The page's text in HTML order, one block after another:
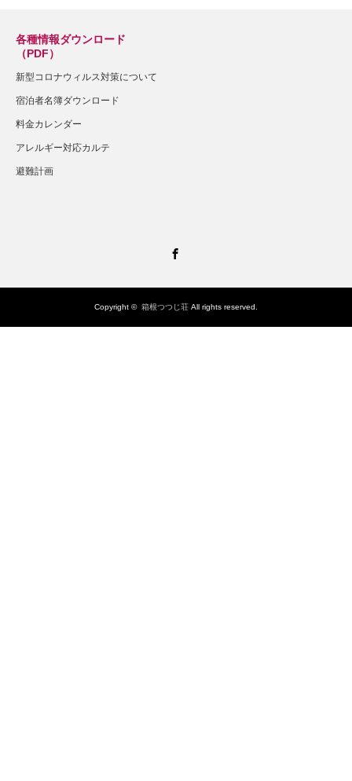
各種情報ダウンロード
（PDF）
新型コロナウィルス対策について
宿泊者名簿ダウンロード
料金カレンダー
アレルギー対応カルテ
避難計画
Copyright © 箱根つつじ荘 All rights reserved.